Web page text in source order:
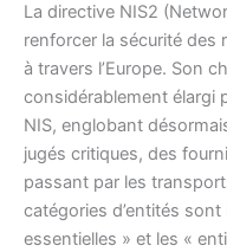
La directive NIS2
renforcer la sécurité des
à travers l’Europe. Son
considérablement élargi
NIS, englobant
jugés critiques, des
passant par les
catégories d’entités
essentielles » et les «